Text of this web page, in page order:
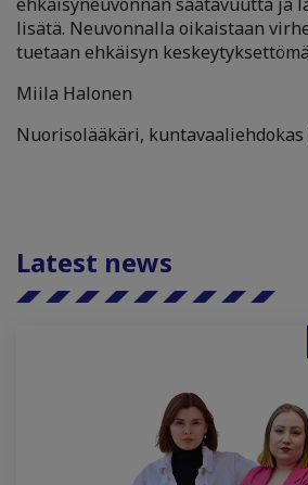
lisätä. Neuvonnalla oikaistaan
tuetaan ehkäisyn
Miila Halonen
Nuorisolääkäri, kuntavaaliehdokas
Latest news